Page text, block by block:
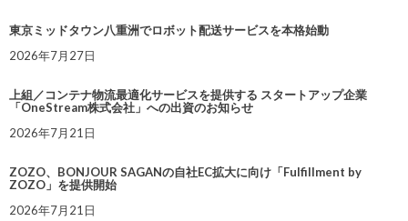
東京ミッドタウン八重洲でロボット配送サービスを本格始動
2026年7月27日
上組／コンテナ物流最適化サービスを提供する スタートアップ企業
「OneStream株式会社」への出資のお知らせ
2026年7月21日
ZOZO、BONJOUR SAGANの自社EC拡大に向け「Fulfillment by
ZOZO」を提供開始
2026年7月21日